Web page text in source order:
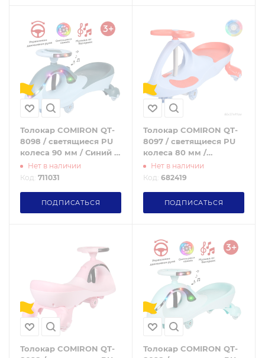
Толокар COMIRON QT-
8098 / светящиеся PU
колеса 90 мм / Синий /
уп4Нет в наличии
Код: 711031
ПОДПИСАТЬСЯ
Толокар COMIRON QT-
8097 / светящиеся PU
колеса 80 мм /
Сиреневый / уп5
Нет в наличии
Код: 682419
ПОДПИСАТЬСЯ
Толокар COMIRON QT-
Толокар COMIRON QT-